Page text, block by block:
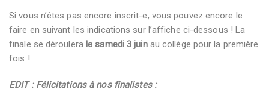
Si vous n’êtes pas encore inscrit-e, vous pouvez encore le
faire en suivant les indications sur l’affiche ci-dessous ! La
finale se déroulera le samedi 3 juinau collège pour la première
fois !
EDIT : Félicitations à nos finalistes :